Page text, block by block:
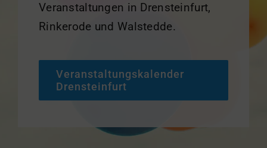
Veranstaltungen in Drensteinfurt,
Rinkerode und Walstedde.
Veranstaltungskalender
Drensteinfurt